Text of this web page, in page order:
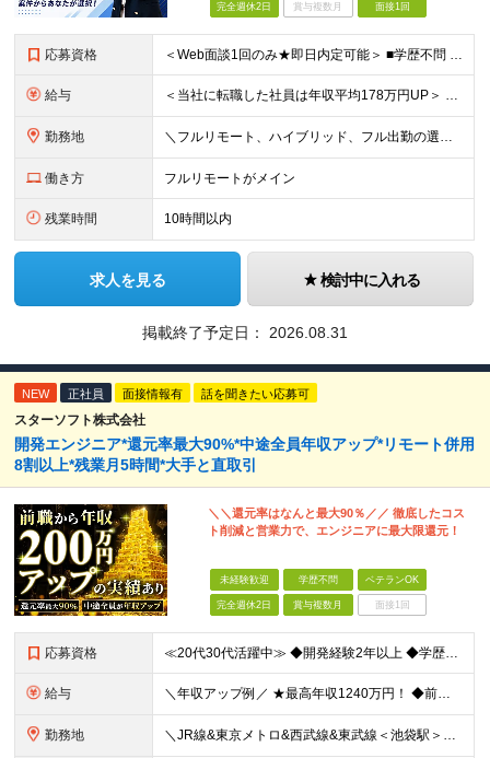
完全週休2日 賞与複数月 面接1回
応募資格 ＜Web面談1回のみ★即日内定可能＞ ■学歴不問 ■エンジニアとしての実務経験1年以上 （開発・インフラ・技術・工程など不問）
給与 ＜当社に転職した社員は年収平均178万円UP＞ 月給45万円～120万円＋賞与＋各手当 ※経験・能力などを考慮の上、決定します ※案件の契約内容（月単金など）や昇給、賞与額はすべてシステム上で開示し
勤務地 ＼フルリモート、ハイブリッド、フル出勤の選択可＆帰社日なし／ 【下記エリアを中心とするクライアント先または自宅にて勤務】 ■首都圏：東京・埼玉・千葉・神奈川 ■関西：大阪・兵庫・京都・滋賀・奈良・和
働き方 フルリモートがメイン
残業時間 10時間以内
求人を見る 検討中に入れる
掲載終了予定日： 2026.08.31
NEW 正社員 面接情報有 話を聞きたい応募可
スターソフト株式会社
開発エンジニア*還元率最大90%*中途全員年収アップ*リモート併用
8割以上*残業月5時間*大手と直取引
＼＼還元率はなんと最大90％／／ 徹底したコス
ト削減と営業力で、エンジニアに最大限還元！
未経験歓迎 学歴不問 ベテランOK
完全週休2日 賞与複数月 面接1回
応募資格 ≪20代30代活躍中≫ ◆開発経験2年以上 ◆学歴、ブランク不問 ◆経験内容不問 ＼1つでも当てはまる方はぜひご応募ください！／ ◇同じプロジェクトを何年もやっていて成長実感が少ない ◇他の言語や技
給与 ＼年収アップ例／ ★最高年収1240万円！ ◆前職：年収360万円→入社後：1年目年収510万円（150万円アップ！） ◆前職：年収490万円→入社後：1年目年収650万円（160万円アップ！） ◆前
勤務地 ＼JR線&東京メトロ&西武線&東武線＜池袋駅＞徒歩5～7分／ ■本社 東京都豊島区東池袋1-27-12 明治池袋ビル 4階 ■東京都近郊のプロジェクト先 都内以外（埼玉県・千葉県・神奈川県など）の案